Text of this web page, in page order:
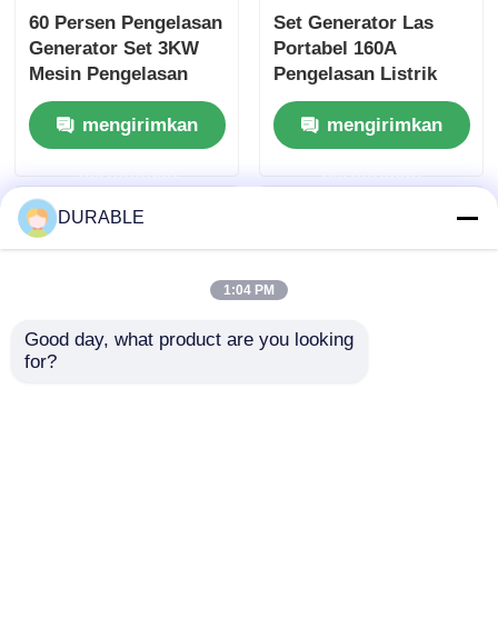
60 Persen Pengelasan
Generator Set 3KW
Mesin Pengelasan
Diesel 115V 230V
mengirimkan
permintaan
Set Generator Las
Portabel 160A
Pengelasan Listrik
Diesel Starter
mengirimkan
permintaan
DURABLE
1:04 PM
Good day, what product are you looking
for?